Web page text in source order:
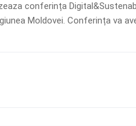
conferința
Moldovei. Conferința va